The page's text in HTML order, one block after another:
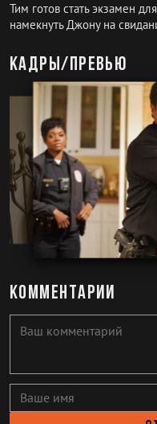
Тим готов стать экзамен
намекнуть Джону на
Кадры/превью
Комментарии